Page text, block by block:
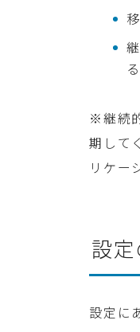
※継続
期して
リケー
設
設定に